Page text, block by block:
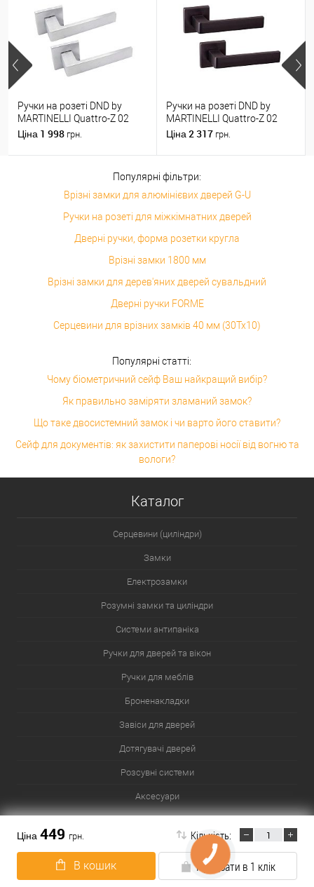
Ціна 449 грн. Кількість:
В кошик Придбати в 1 клік
Ручки на розеті DND by
MARTINELLI Quattro-Z 02
ZCS матовий хром
Ціна 1 998 грн.
Ручки на розеті DND by
MARTINELLI Quattro-Z 02
ZNE чорний
Ціна 2 317 грн.
Популярні фільтри:
Врізні замки для алюмінієвих дверей G-U
Ручки на розеті для міжкімнатних дверей
Дверні ручки, форма розетки кругла
Врізні замки 1800 мм
Врізні замки для дерев'яних дверей сувальдний
Дверні ручки FORME
Серцевини для врізних замків 40 мм (30Tx10)
Популярні статті:
Чому біометричний сейф Ваш найкращий вибір?
Як правильно заміряти зламаний замок?
Що таке двосистемний замок і чи варто його ставити?
Сейф для документів: як захистити паперові носії від вогню та
вологи?
Каталог
Серцевини (циліндри)
Замки
Електрозамки
Розумні замки та циліндри
Системи антипаніка
Ручки для дверей та вікон
Ручки для меблів
Броненакладки
Завіси для дверей
Дотягувачі дверей
Розсувні системи
Аксесуари
Популярні товари Популярні розділи Список міст